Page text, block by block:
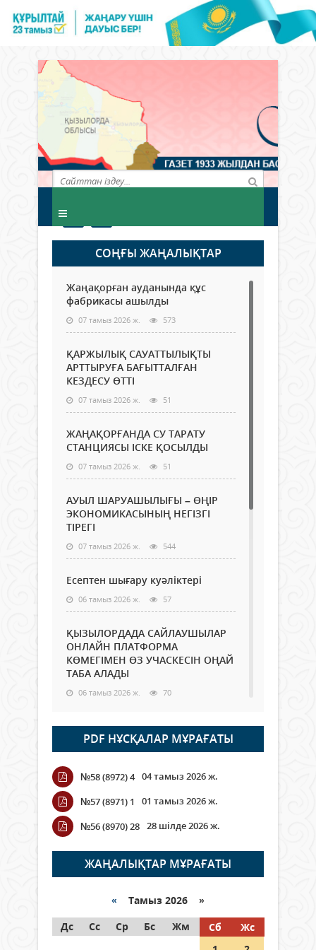
СОҢҒЫ ЖАҢАЛЫҚТАР
Жаңақорған ауданында құс
фабрикасы ашылды
07 тамыз 2026 ж. 573
ҚАРЖЫЛЫҚ САУАТТЫЛЫҚТЫ
АРТТЫРУҒА БАҒЫТТАЛҒАН
КЕЗДЕСУ ӨТТІ
07 тамыз 2026 ж. 51
ЖАҢАҚОРҒАНДА СУ ТАРАТУ
СТАНЦИЯСЫ ІСКЕ ҚОСЫЛДЫ
07 тамыз 2026 ж. 51
АУЫЛ ШАРУАШЫЛЫҒЫ – ӨҢІР
ЭКОНОМИКАСЫНЫҢ НЕГІЗГІ
ТІРЕГІ
07 тамыз 2026 ж. 544
Есептен шығару куәліктері
06 тамыз 2026 ж. 57
ҚЫЗЫЛОРДАДА САЙЛАУШЫЛАР
ОНЛАЙН ПЛАТФОРМА
КӨМЕГІМЕН ӨЗ УЧАСКЕСІН ОҢАЙ
ТАБА АЛАДЫ
06 тамыз 2026 ж. 70
Open Air: Қызылорда облысы
полиция департаменті 20
мыңнан астам көрерменнің
қауіпсіздігін қамтамасыз етті
06 тамыз 2026 ж.
Wi-Fi ҚАБЫРҒА АРҚЫЛЫ ҚАЛАЙ
ӨТЕДІ?
06 тамыз 2026 ж. 252
граждане Казахстана,
05 тамыз 2026 ж. 125
PDF НҰСҚАЛАР МҰРАҒАТЫ
№58 (8972) 4 04 тамыз 2026 ж.
№57 (8971) 1
01 тамыз 2026 ж.
№56 (8970) 28 28 шілде 2026 ж.
ЖАҢАЛЫҚТАР МҰРАҒАТЫ
« Тамыз 2026 »
Дс
Сс Ср Бс Жм Сб
Жс